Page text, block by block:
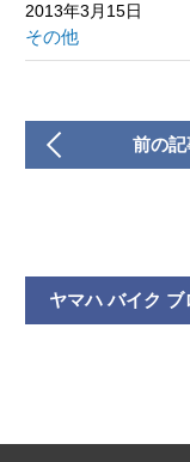
2013年3月15日
その他
前の
ヤマハ バイク ブ